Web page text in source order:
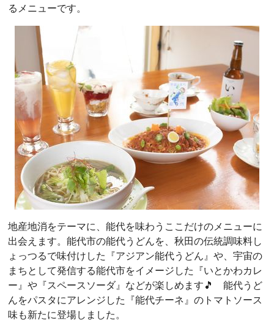
るメニューです。
地産地消をテーマに、能代を味わうここだけのメニューに
出会えます。能代市の能代うどんを、秋田の伝統調味料し
ょっつるで味付けした『アジアン能代うどん』や、宇宙の
まちとして発信する能代市をイメージした『いとかわカレ
ー』や『スペースソーダ』などが楽しめます🎵 能代うど
んをパスタにアレンジした『能代チーネ』のトマトソース
味も新たに登場しました。